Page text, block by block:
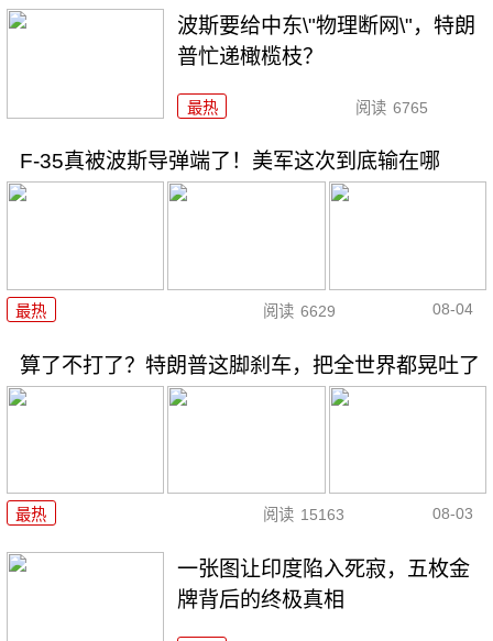
波斯要给中东\"物理断网\"，特朗
普忙递橄榄枝？
最热 阅读 6765
F-35真被波斯导弹端了！美军这次到底输在哪
最热 阅读 6629 08-04
算了不打了？特朗普这脚刹车，把全世界都晃吐了
最热 阅读 15163 08-03
一张图让印度陷入死寂，五枚金
牌背后的终极真相